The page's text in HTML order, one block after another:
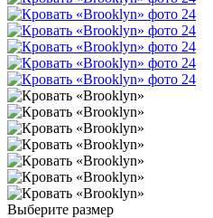
Выберите размер